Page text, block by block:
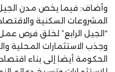
وأضاف: فيما يخص مدن الجيل
“الجيل الرابع” لخلق فرص
وجذب الاستثمارات المحلية
الحكومة أيضا إلى بناء